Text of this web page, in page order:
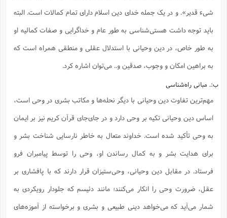
شیء قدیر». و در یک جمله خدای دین اسلام دارای تمام کمالات است. البته
باید توجه داشت هستی‌شناسی به طور عام و خداگرایی و صفات کمالیه او
به طور خاص، در دین وحیانی با استدلال عقلی و منطقی همراه است که
به براهین امکان و وجوب، صدقین و.. می‌توان اشاره کرد.
ب:. مبانی راه‌شناسی
مهم‌ترین تفاوت دین وحیانی با دیگر نحله‌ها و مکاتب بشری در وحی است،
اساس دین وحیانی تکیه بر وحی دارد و در جای‌جای قرآن کریم نیز بر ایمان
به وحی تأکید شده است. خداوند متعال به خاطر نارسایی شناخت بشر و
برای هدایت بشر و به کمال رساندن او، وحی را توسط پیامبران فرو
فرستاد. در مقابل دین وحیانی، وحی‌ستیزان قرار دارند که با پافشاری بر
عقل، ضرورت وحی را انکار می‌کنند؛ مانند دئیسم که جلودار رویکردی به
شمار می‌آید که می‌خواهد دینی طبیعی و بشری و برخواسته از آموزه‌های